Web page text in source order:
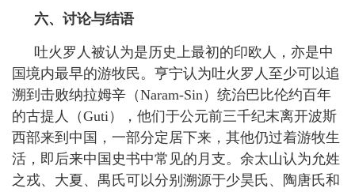
六、讨论与结语
吐火罗人被认为是历史上最初的印欧人，亦是中
国境内最早的游牧民。亨宁认为吐火罗人至少可以追
溯到击败纳拉姆辛（Naram-Sin ）统治巴比伦约百年
的古提人（Guti ），他们于公元前三千纪末离开波斯
西部来到中国，一部分定居下来，其他仍过着游牧生
活，即后来中国史书中常见的月支。余太山认为允姓
之戎、大夏、禺氏可以分别溯源于少昊氏、陶唐氏和